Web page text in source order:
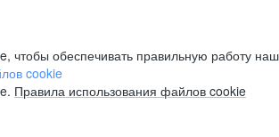
обеспечивать правильную работу
cookie
Правила использования файлов cookie